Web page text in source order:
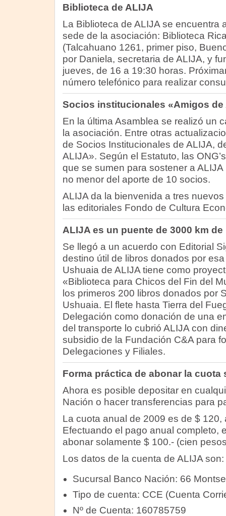
Biblioteca de ALIJA
La Biblioteca de ALIJA se encuentra
sede de la asociación: Biblioteca
(Talcahuano 1261, primer piso,
por Daniela, secretaria de ALIJA, y
jueves, de 16 a 19:30 horas.
número telefónico para realizar
Socios institucionales «Amigos de
En la última Asamblea se realizó un
la asociación. Entre otras
de Socios Institucionales de ALIJA,
ALIJA». Según el Estatuto, las
que se sumen para sostener a
no menor del aporte de 10 socios.
ALIJA da la bienvenida a tres
las editoriales Fondo de Cultura
ALIJA es un puente de 3000 km de
Se llegó a un acuerdo con Editorial
destino útil de libros donados por
Ushuaia de ALIJA tiene como
«Biblioteca para Chicos del Fin del
los primeros 200 libros donados por
Ushuaia. El flete hasta Tierra del
Delegación como donación de una
del transporte lo cubrió ALIJA con
subsidio de la Fundación C&A para
Delegaciones y Filiales.
Forma práctica de abonar la cuota
Ahora es posible depositar en
Nación o hacer transferencias para
La cuota anual de 2009 es de $ 120,
Efectuando el pago anual completo,
abonar solamente $ 100.- (cien
Los datos de la cuenta de ALIJA son:
Sucursal Banco Nación: 66
Tipo de cuenta: CCE (Cuenta
Nº de Cuenta: 160785759